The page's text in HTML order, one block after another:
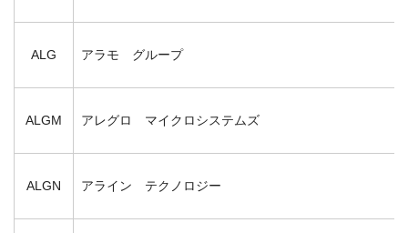
ALG アラモ グループ
ALGM アレグロ マイクロシステムズ
ALGN アライン テクノロジー